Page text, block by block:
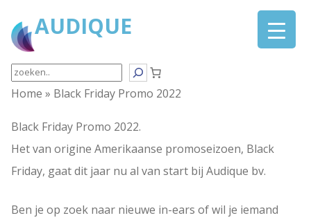
naar
de
AUDIQUE
Search
Home » Black Friday Promo 2022
Black Friday Promo 2022.
Het van origine Amerikaanse promoseizoen, Black
Friday, gaat dit jaar nu al van start bij Audique bv.
Ben je op zoek naar nieuwe in-ears of wil je iemand